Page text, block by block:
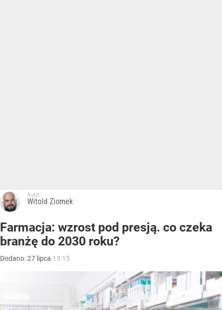
Autor:
Witold Ziomek
Farmacja: wzrost pod presją. co czeka
branżę do 2030 roku?
Dodano:27 lipca 13:15